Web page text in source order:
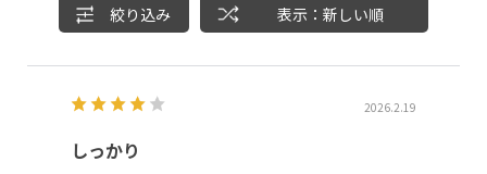
絞り込み 表示：新しい順
2026.2.19
しっかり